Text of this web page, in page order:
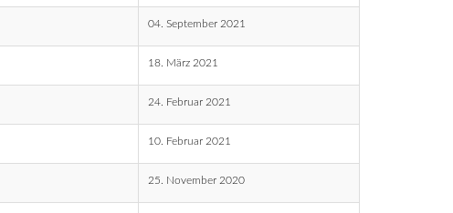
04. September 2021
18. März 2021
24. Februar 2021
10. Februar 2021
25. November 2020